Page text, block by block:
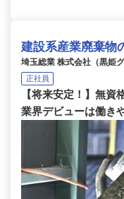
建設系産業廃棄物
埼玉総業 株式会社（黒姫グ
正社員
【将来安定！】無
業界デビューは働き